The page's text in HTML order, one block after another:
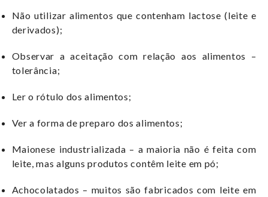
Não utilizar alimentos que contenham lactose (leite e
derivados);
Observar a aceitação com relação aos alimentos –
tolerância;
Ler o rótulo dos alimentos;
Ver a forma de preparo dos alimentos;
Maionese industrializada – a maioria não é feita com
leite, mas alguns produtos contêm leite em pó;
Achocolatados – muitos são fabricados com leite em